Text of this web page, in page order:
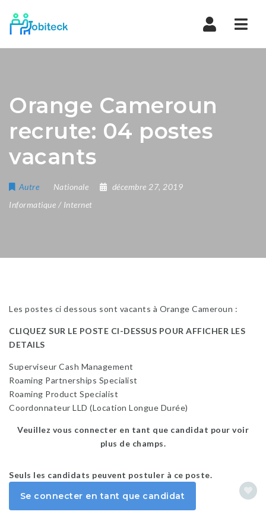
Orange Cameroun
recrute: 04 postes
vacants
Autre Nationale
décembre 27, 2019
Informatique / Internet
Les postes ci dessous sont vacants à Orange Cameroun :
CLIQUEZ SUR LE POSTE CI-DESSUS POUR AFFICHER LES
DETAILS
Superviseur Cash Management
Roaming Partnerships Specialist
Roaming Product Specialist
Coordonnateur LLD (Location Longue Durée)
Veuillez vous connecter en tant que candidat pour voir
plus de champs.
Seuls les candidats peuvent postuler à ce poste.
Se connecter en tant que candidat